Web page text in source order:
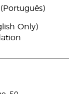
Only)